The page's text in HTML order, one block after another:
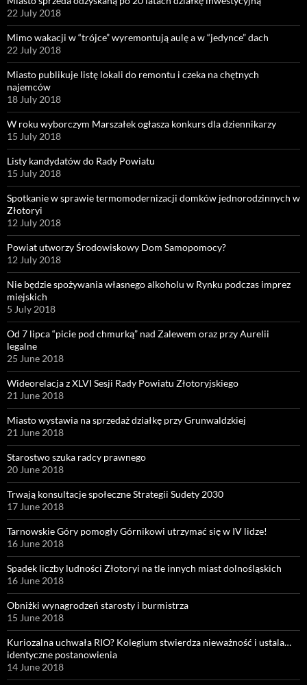
22 July 2018
Mimo wakacji w “trójce” wyremontują aulę a w “jedynce” dach
22 July 2018
Miasto publikuje listę lokali do remontu i czeka na chętnych
najemców
18 July 2018
W roku wyborczym Marszałek ogłasza konkurs dla dziennikarzy
15 July 2018
Listy kandydatów do Rady Powiatu
15 July 2018
Spotkanie w sprawie termomodernizacji domków jednorodzinnych w
Złotoryi
12 July 2018
Powiat utworzy Środowiskowy Dom Samopomocy?
12 July 2018
Nie będzie spożywania własnego alkoholu w Rynku podczas imprez
miejskich
5 July 2018
Od 7 lipca “picie pod chmurką” nad Zalewem oraz przy Aurelii
legalne
25 June 2018
Wideorelacja z XLVI Sesji Rady Powiatu Złotoryjskiego
21 June 2018
Miasto wystawia na sprzedaż działkę przy Grunwaldzkiej
21 June 2018
Starostwo szuka radcy prawnego
20 June 2018
Trwają konsultacje społeczne Strategii Sudety 2030
17 June 2018
Tarnowskie Góry pomogły Górnikowi utrzymać się w IV lidze!
16 June 2018
Spadek liczby ludności Złotoryi na tle innych miast dolnośląskich
16 June 2018
Obniżki wynagrodzeń starosty i burmistrza
15 June 2018
Kuriozalna uchwała RIO? Kolegium stwierdza nieważność i ustala…
identyczne postanowienia
14 June 2018